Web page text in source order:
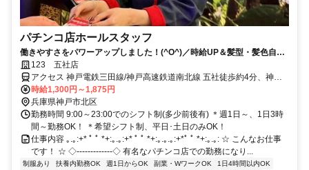
パチンコ店ホールスタッフ
働きやすさをパワーアップしました！(^O^)／時給UP＆髪型・髪色自由
★ネイルもOK♪
123 五社店
アクセス 神戸電鉄三田線/神戸高速鉄道南北線 五社徒歩約4分、神戸
電鉄三田線/神戸高速鉄道南北線 有馬口徒歩約20分、神戸電鉄有馬線/
神戸高速鉄道南北線 有馬口徒歩約20分 五社駅から徒歩5分
時給1,300円～1,875円
兵庫県神戸市北区
勤務時間 9:00～23:00でのシフト制(多少前後有) ＊週1日～、1日3時
間～勤務OK！ ＊希望シフト制、平日･土日のみOK！
仕事内容 ｡.｡:+* ﾟ ﾟ *+:｡.｡:+* ﾟ ﾟ *+:｡.｡.｡:+*ﾟ ﾟ *+:｡.｡: ☆ こんなお仕事
です！ ☆ ◇‐‐‐‐‐‐‐‐‐‐‐‐‐◇ 有名なパチンコ店での勤務になり...
制服あり 扶養内勤務OK 週1日からOK 副業・WワークOK
1日4時間以内OK